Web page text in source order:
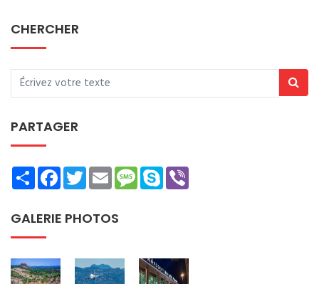
CHERCHER
PARTAGER
ShareFacebookTwitterEmailMessage
Skype
GALERIE PHOTOS